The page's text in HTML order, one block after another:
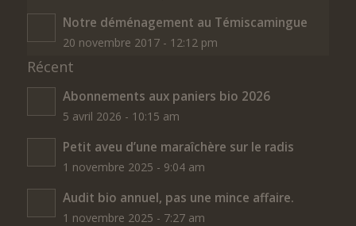
Notre déménagement au Témiscamingue
20 novembre 2017 - 12:12 pm
Récent
Abonnements aux paniers bio 2026
5 avril 2026 - 10:15 am
Petit aveu d’une maraîchère sur le radis
1 novembre 2025 - 9:04 am
Audit bio annuel, pas une mince affaire.
1 novembre 2025 - 7:27 am